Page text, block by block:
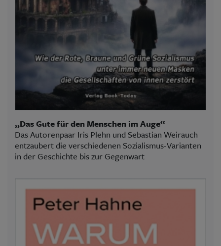
„Das Gute für den Menschen im Auge“
Das Autorenpaar Iris Plehn und Sebastian Weirauch
entzaubert die verschiedenen Sozialismus-Varianten
in der Geschichte bis zur Gegenwart